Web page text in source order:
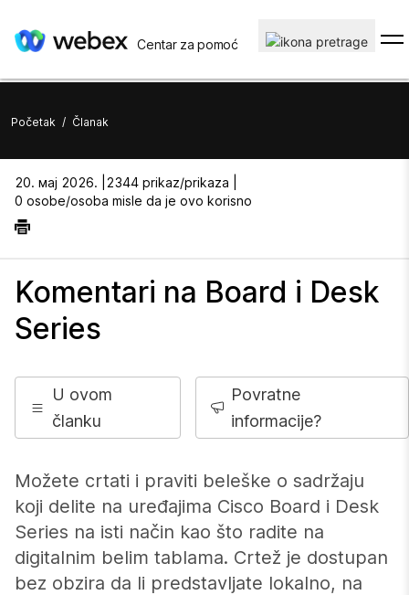
Centar za pomoć
Početak / Članak
20. мај 2026. |
2344 prikaz/prikaza |
0 osobe/osoba misle da je ovo korisno
Komentari na Board i Desk
Series
U ovom
članku
Povratne
informacije?
Možete crtati i praviti beleške o sadržaju
koji delite na uređajima Cisco Board i Desk
Series na isti način kao što radite na
digitalnim belim tablama. Crtež je dostupan
bez obzira da li predstavljate lokalno, na